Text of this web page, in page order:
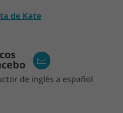
de Kate
de inglés a español